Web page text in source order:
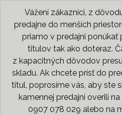
Vážení zákazníci, z
predajne do menších
priamo v predajni ponúkať
titulov tak ako doteraz.
z kapacitných dôvodov
skladu. Ak chcete prísť do
titul, poprosíme vás, aby ste
kamennej predajni overili
0907 078 029 alebo na